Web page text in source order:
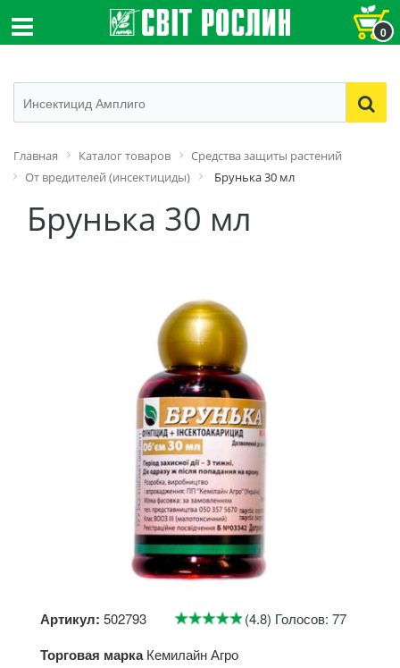
0
Главная Каталог товаров
Средства защиты растений
От вредителей (инсектициды)
Брунька 30 мл
Брунька 30 мл
Артикул: 502793 (4.8) Голосов: 77
Торговая марка Кемилайн Агро